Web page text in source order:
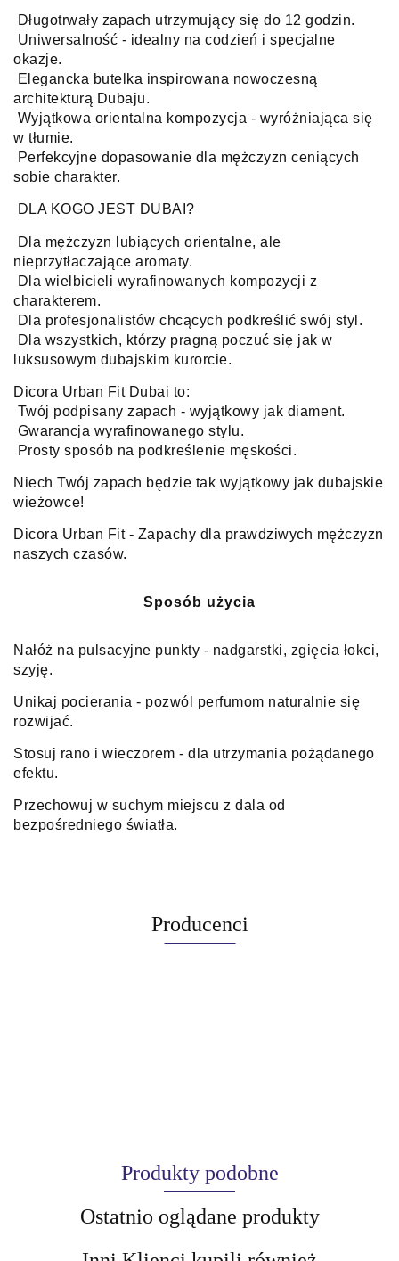
Długotrwały zapach utrzymujący się do 12 godzin.
Uniwersalność - idealny na codzień i specjalne
okazje.
Elegancka butelka inspirowana nowoczesną
architekturą Dubaju.
Wyjątkowa orientalna kompozycja - wyróżniająca się
w tłumie.
Perfekcyjne dopasowanie dla mężczyzn ceniących
sobie charakter.
DLA KOGO JEST DUBAI?
Dla mężczyzn lubiących orientalne, ale
nieprzytłaczające aromaty.
Dla wielbicieli wyrafinowanych kompozycji z
charakterem.
Dla profesjonalistów chcących podkreślić swój styl.
Dla wszystkich, którzy pragną poczuć się jak w
luksusowym dubajskim kurorcie.
Dicora Urban Fit Dubai to:
Twój podpisany zapach - wyjątkowy jak diament.
Gwarancja wyrafinowanego stylu.
Prosty sposób na podkreślenie męskości.
Niech Twój zapach będzie tak wyjątkowy jak dubajskie
wieżowce!
Dicora Urban Fit - Zapachy dla prawdziwych mężczyzn
naszych czasów.
Sposób użycia
Nałóż na pulsacyjne punkty - nadgarstki, zgięcia łokci,
szyję.
Unikaj pocierania - pozwól perfumom naturalnie się
rozwijać.
Stosuj rano i wieczorem - dla utrzymania pożądanego
efektu.
Przechowuj w suchym miejscu z dala od
bezpośredniego światła.
Producenci
Produkty podobne
Ostatnio oglądane produkty